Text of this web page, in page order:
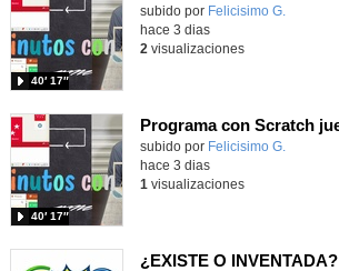
Contenido educativo.
subido por Felicisimo G.
40′ 17″
hace 3 dias
2 visualizaciones
Contenido educativo.
subido por Felicisimo G.
40′ 17″
hace 3 dias
1 visualizaciones
¿EXISTE O INVENTADA?